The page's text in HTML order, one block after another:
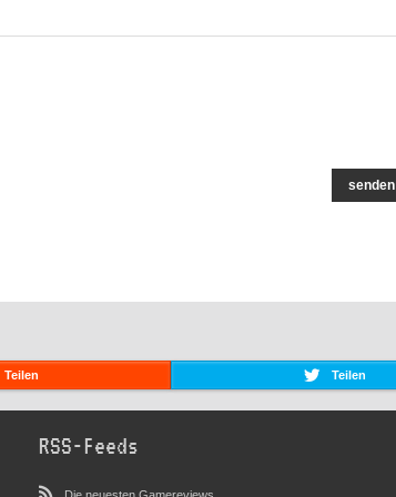
senden
Teilen Teilen
RSS-Feeds